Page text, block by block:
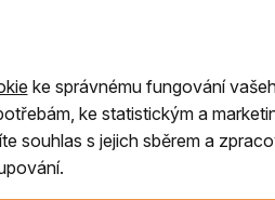
dřevin.
ke správnému fungování
ke statistickým a
souhlas s jejich sběrem a